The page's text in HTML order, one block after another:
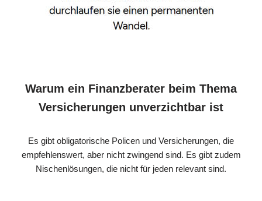
Warum ein Finanzberater beim Thema
Versicherungen unverzichtbar ist
Es gibt obligatorische Policen und Versicherungen, die
empfehlenswert, aber nicht zwingend sind. Es gibt zudem
Nischenlösungen, die nicht für jeden relevant sind.